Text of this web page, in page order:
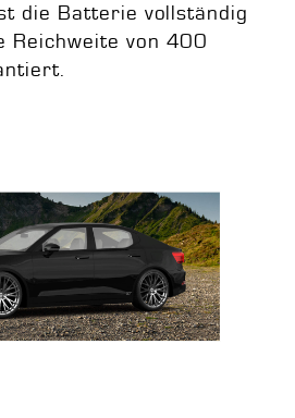
die Batterie vollständig
Reichweite von 400